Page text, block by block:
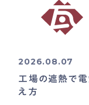
2026.08.07
工場の遮熱で電
え方